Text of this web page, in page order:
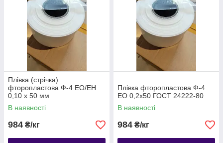
Плівка (стрічка)
фторопластова Ф-4 ЕО/ЕН
0,10 х 50 мм
В наявності
984 ₴/кг
Плівка фторопластова Ф-4
ЕО 0,2х50 ГОСТ 24222-80
В наявності
984 ₴/кг